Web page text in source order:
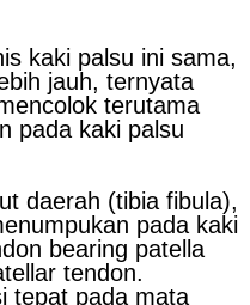
kaki palsu ini sama,
jauh, ternyata
terutama
pada kaki palsu
daerah (tibia fibula),
pada kaki
bearing patella
tendon.
tepat pada mata